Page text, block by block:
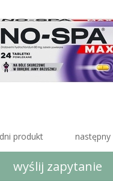
produkt
wyślij zapytanie